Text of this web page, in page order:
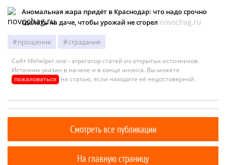
Аномальная жара придёт в Краснодар: что надо срочно
сделать на даче, чтобы урожай не сгорел novochag.ru
прощение страдания
Сайт lifehelper.one - агрегатор статей из открытых источников.
Источник указан в начале и в конце анонса. Вы можете
пожаловаться на статью, если находите её недостоверной.
Смотреть все публикации
На главную страницу